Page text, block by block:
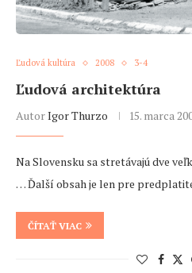
Ľudová kultúra 2008 3-4
Ľudová architektúra
AutorIgor Thurzo 15. marca
Na Slovensku sa stretávajú dve
… Ďalší obsah je len pre
ČÍTAŤ VIAC